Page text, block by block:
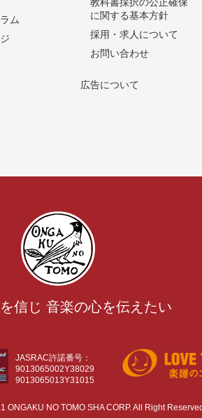
ム
に関する基本方針
採用・求人について
お問い合わせ
広告について
信じ 音楽の心を伝えたい
JASRAC許諾番号：
9013065002Y38029
9013065013Y31015
ONGAKU NO TOMO SHA CORP. All Right